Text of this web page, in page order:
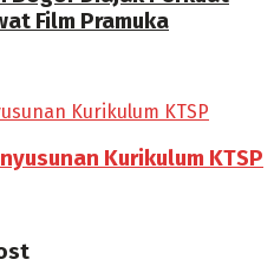
Film Pramuka
Kurikulum KTSP